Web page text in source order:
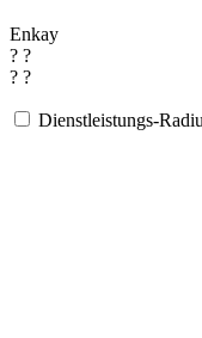
Enkay
? ?
? ?
Dienstleistungs-